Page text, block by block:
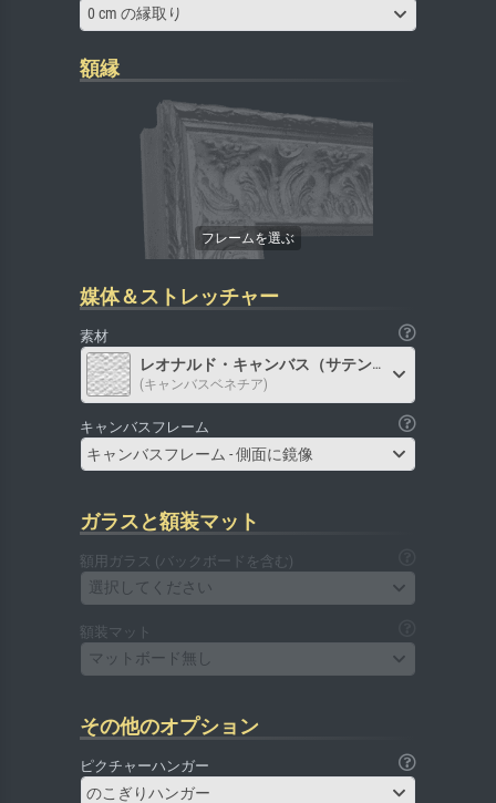
0 cm の縁取り
額縁
媒体＆ストレッチャー
素材
レオナルド・キャンバス（サテン）
(キャンバスベネチア)
キャンバスフレーム
キャンバスフレーム - 側面に鏡像
ガラスと額装マット
額用ガラス (バックボードを含む)
選択してください
額装マット
マットボード無し
その他のオプション
ピクチャーハンガー
のこぎりハンガー